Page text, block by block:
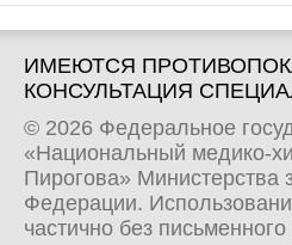
ИМЕЮТСЯ
КОНСУЛЬТАЦИЯ
© 2026 Федеральное
«Национальный медико-
Пирогова» Министерства
Федерации.
частично без